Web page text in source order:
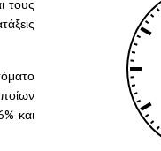
τους
και